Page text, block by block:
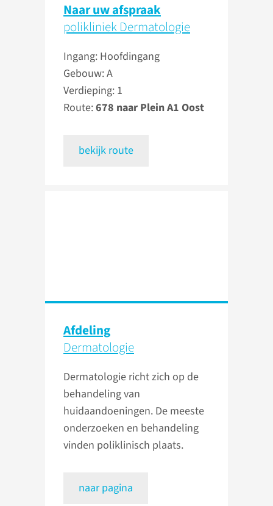
Naar uw afspraak
polikliniek Dermatologie
Ingang: Hoofdingang
Gebouw: A
Verdieping: 1
Route:678 naar Plein A1 Oost
bekijk route
Afdeling
Dermatologie
Dermatologie richt zich op de
behandeling van
huidaandoeningen. De meeste
onderzoeken en behandeling
vinden poliklinisch plaats.
naar pagina